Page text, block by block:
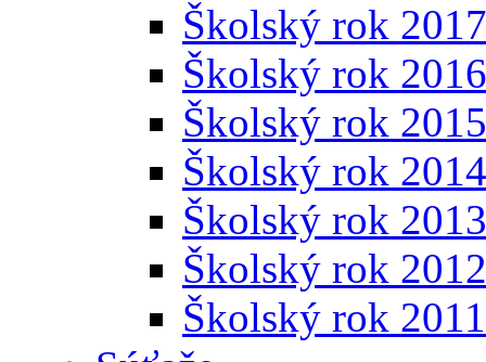
Školský rok
Školský rok
Školský rok
Školský rok
Školský rok
Školský rok
Školský rok